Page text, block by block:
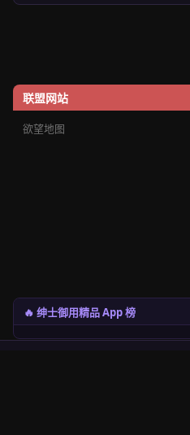
联盟网站
欲望地图
🔥 绅士御用精品 App 榜